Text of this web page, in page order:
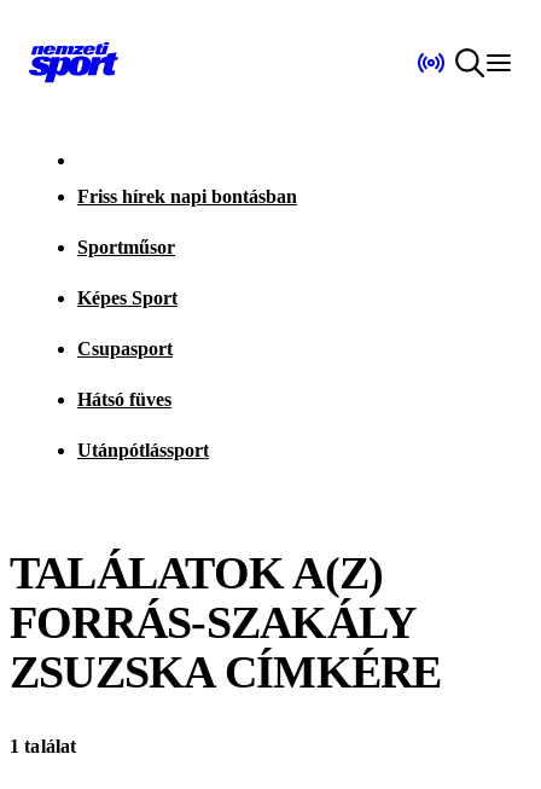
Friss hírek napi bontásban
Sportműsor
Képes Sport
Csupasport
Hátsó füves
Utánpótlássport
TALÁLATOK A(Z)
FORRÁS-SZAKÁLY
ZSUZSKACÍMKÉRE
1 találat